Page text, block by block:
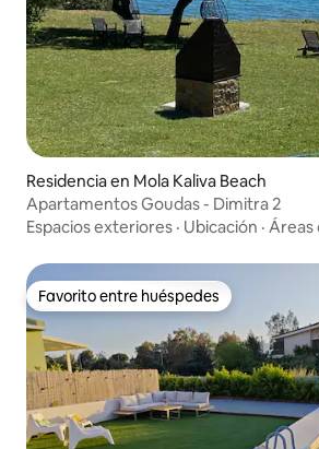
Residencia en Mola Kaliva Beach
Apartamentos Goudas - Dimitra 2
Espacios exteriores · Ubicación · Áreas
Favorito entre huéspedes
Favorito entre huéspedes